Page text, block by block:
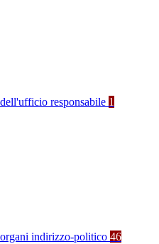
responsabile 1
indirizzo-politico 46